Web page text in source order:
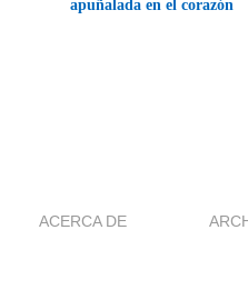
apuñalada en el corazón
ACERCA DE